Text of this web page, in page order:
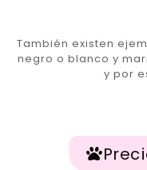
También existen
negro o blanco y
y por